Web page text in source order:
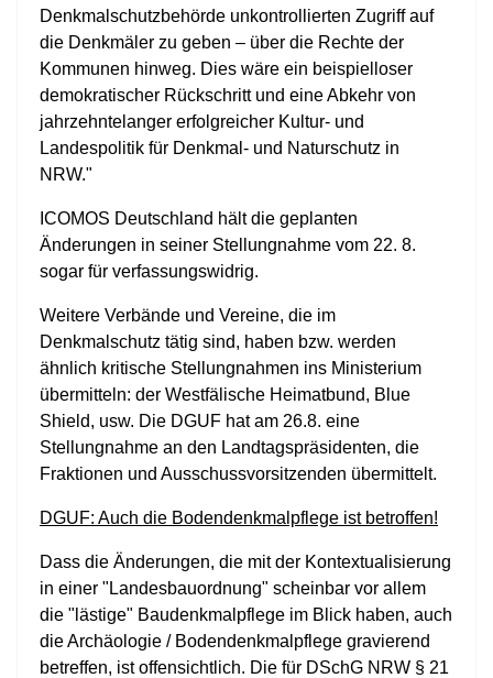
Denkmalschutzbehörde unkontrollierten Zugriff auf
die Denkmäler zu geben – über die Rechte der
Kommunen hinweg. Dies wäre ein beispielloser
demokratischer Rückschritt und eine Abkehr von
jahrzehntelanger erfolgreicher Kultur- und
Landespolitik für Denkmal- und Naturschutz in
NRW."
ICOMOS Deutschland hält die geplanten
Änderungen in seiner Stellungnahme vom 22. 8.
sogar für verfassungswidrig.
Weitere Verbände und Vereine, die im
Denkmalschutz tätig sind, haben bzw. werden
ähnlich kritische Stellungnahmen ins Ministerium
übermitteln: der Westfälische Heimatbund, Blue
Shield, usw. Die DGUF hat am 26.8. eine
Stellungnahme an den Landtagspräsidenten, die
Fraktionen und Ausschussvorsitzenden übermittelt.
DGUF: Auch die Bodendenkmalpflege ist betroffen!
Dass die Änderungen, die mit der Kontextualisierung
in einer "Landesbauordnung" scheinbar vor allem
die "lästige" Baudenkmalpflege im Blick haben, auch
die Archäologie / Bodendenkmalpflege gravierend
betreffen, ist offensichtlich. Die für DSchG NRW § 21